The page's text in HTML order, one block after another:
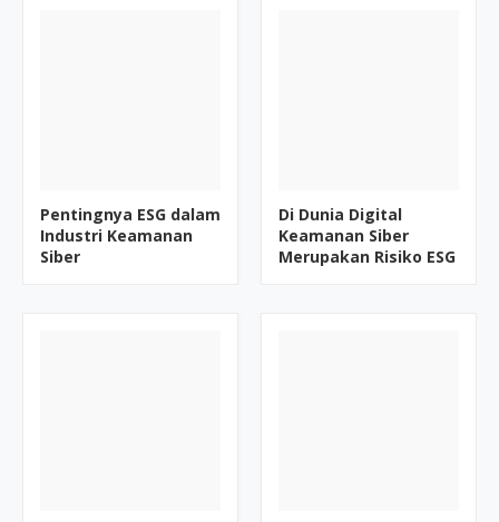
Pentingnya ESG dalam
Industri Keamanan
Siber
Di Dunia Digital
Keamanan Siber
Merupakan Risiko ESG